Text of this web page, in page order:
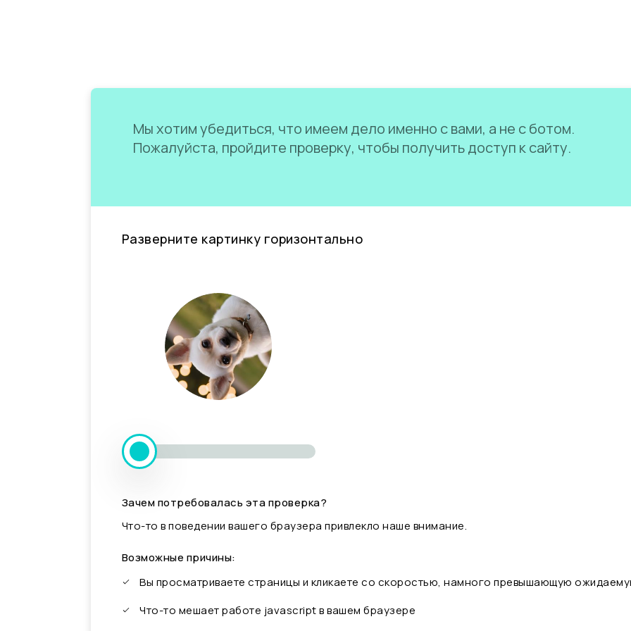
Мы хотим убедиться, что имеем дело именно с вами, а не с ботом.
Пожалуйста, пройдите проверку, чтобы получить доступ к сайту.
Разверните картинку горизонтально
Зачем потребовалась эта проверка?
Что-то в поведении вашего браузера привлекло наше внимание.
Возможные причины:
Вы просматриваете страницы и кликаете со скоростью, намного превышающую
Что-то мешает работе javascript в вашем браузере